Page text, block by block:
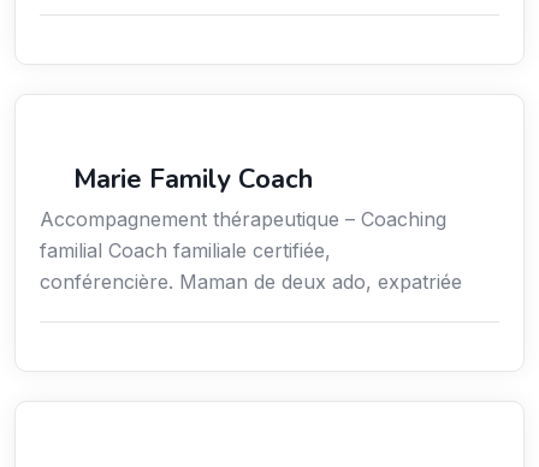
Marie Family Coach
Accompagnement thérapeutique – Coaching
familial Coach familiale certifiée,
conférencière. Maman de deux ado, expatriée